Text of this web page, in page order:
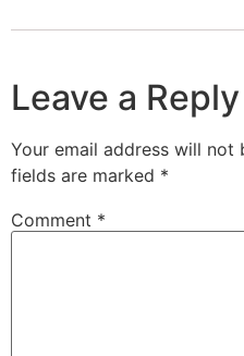
Leave a Reply
Your email address will not
fields are marked *
Comment *